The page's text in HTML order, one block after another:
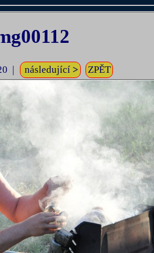
| následující > ZPĚT